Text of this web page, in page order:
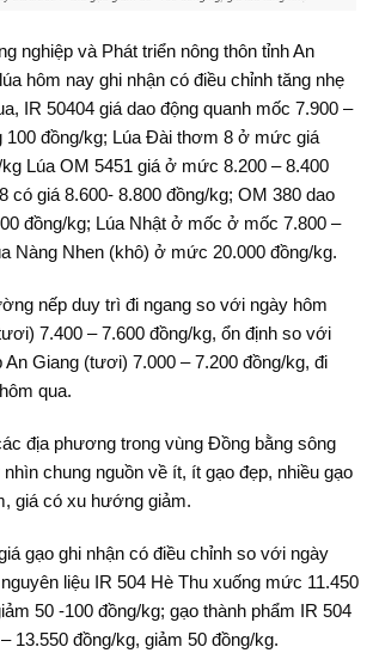
nghiệp và Phát triển nông thôn tỉnh An
hôm nay ghi nhận có điều chỉnh tăng nhẹ
IR 50404 giá dao động quanh mốc 7.900 –
100 đồng/kg; Lúa Đài thơm 8 ở mức giá
Lúa OM 5451 giá ở mức 8.200 – 8.400
có giá 8.600- 8.800 đồng/kg; OM 380 dao
đồng/kg; Lúa Nhật ở mốc ở mốc 7.800 –
Nàng Nhen (khô) ở mức 20.000 đồng/kg.
nếp duy trì đi ngang so với ngày hôm
7.400 – 7.600 đồng/kg, ổn định so với
An Giang (tươi) 7.000 – 7.200 đồng/kg, đi
qua.
địa phương trong vùng Đồng bằng sông
chung nguồn về ít, ít gạo đẹp, nhiều gạo
giá có xu hướng giảm.
gạo ghi nhận có điều chỉnh so với ngày
liệu IR 504 Hè Thu xuống mức 11.450
50 -100 đồng/kg; gạo thành phẩm IR 504
13.550 đồng/kg, giảm 50 đồng/kg.